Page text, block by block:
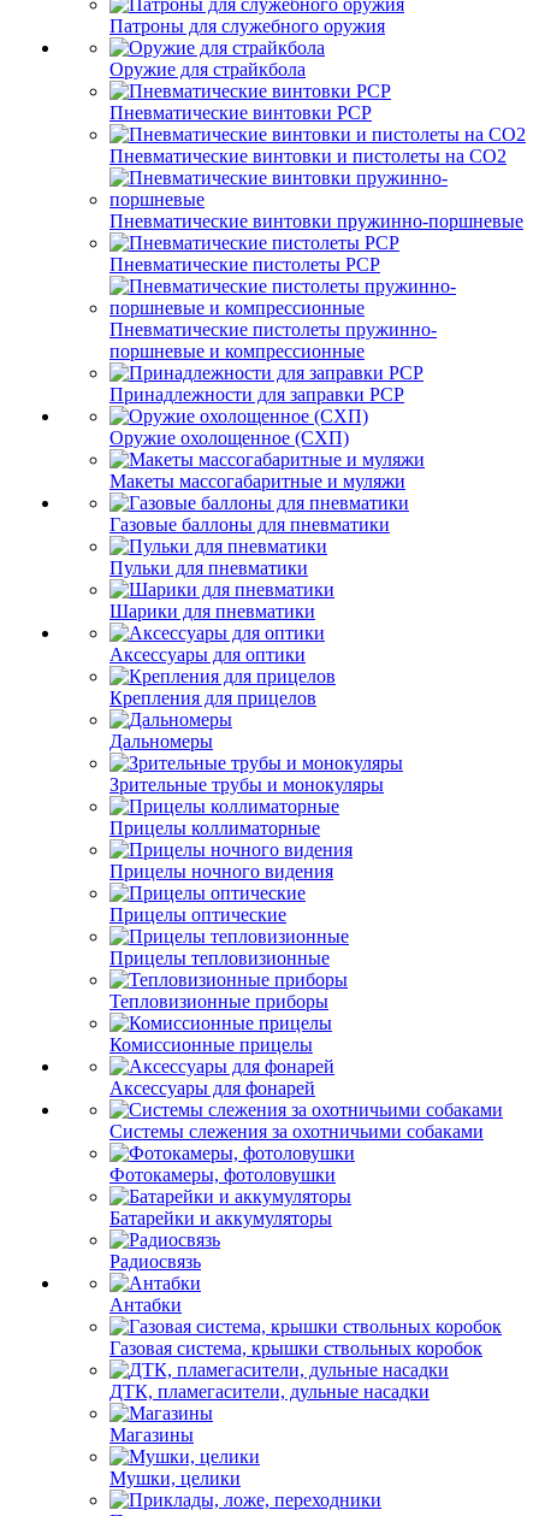
Патроны для служебного оружия
Оружие для страйкбола
Пневматические винтовки PCP
Пневматические винтовки и пистолеты на CO2
Пневматические винтовки пружинно-поршневые
Пневматические пистолеты PCP
Пневматические пистолеты пружинно-
поршневые и компрессионные
Принадлежности для заправки PCP
Оружие охолощенное (СХП)
Макеты массогабаритные и муляжи
Газовые баллоны для пневматики
Пульки для пневматики
Шарики для пневматики
Аксессуары для оптики
Крепления для прицелов
Дальномеры
Зрительные трубы и монокуляры
Прицелы коллиматорные
Прицелы ночного видения
Прицелы оптические
Прицелы тепловизионные
Тепловизионные приборы
Комиссионные прицелы
Аксессуары для фонарей
Системы слежения за охотничьими собаками
Фотокамеры, фотоловушки
Батарейки и аккумуляторы
Радиосвязь
Антабки
Газовая система, крышки ствольных коробок
ДТК, пламегасители, дульные насадки
Магазины
Мушки, целики